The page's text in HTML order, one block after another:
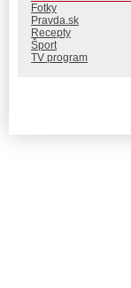
Fotky
Pravda.sk
Recepty
Šport
TV program